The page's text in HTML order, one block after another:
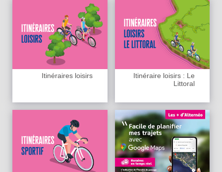
Itinéraires loisirs
Itinéraire loisirs : Le
Littoral